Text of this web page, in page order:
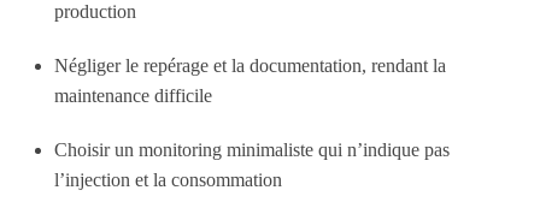
production
Négliger le repérage et la documentation, rendant la
maintenance difficile
Choisir un monitoring minimaliste qui n’indique pas
l’injection et la consommation